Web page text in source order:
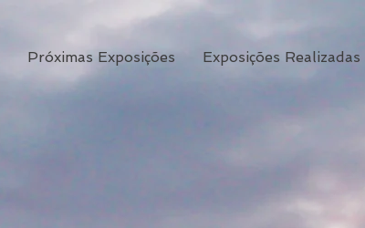
Próximas Exposições Exposições Realizadas